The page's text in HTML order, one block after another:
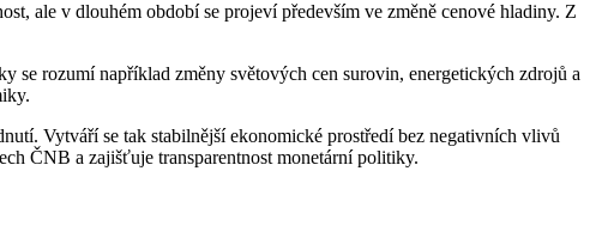
ale v dlouhém období se projeví především ve změně cenové hladiny. Z
rozumí například změny světových cen surovin, energetických zdrojů a
Vytváří se tak stabilnější ekonomické prostředí bez negativních vlivů
ČNB a zajišťuje transparentnost monetární politiky.